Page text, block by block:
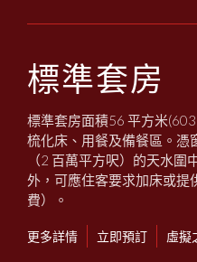
標準套房
標準套房面積56 平方米
梳化床、用餐及備餐區。憑
（2 百萬平方呎）的天水
外，可應住客要求加床或提
費）。
更多詳情 立即預訂 虛擬